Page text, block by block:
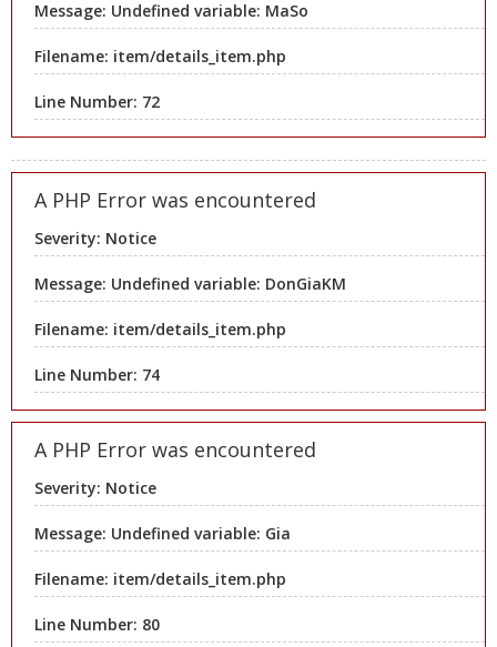
Message: Undefined variable: MaSo
Filename: item/details_item.php
Line Number: 72
A PHP Error was encountered
Severity: Notice
Message: Undefined variable: DonGiaKM
Filename: item/details_item.php
Line Number: 74
A PHP Error was encountered
Severity: Notice
Message: Undefined variable: Gia
Filename: item/details_item.php
Line Number: 80